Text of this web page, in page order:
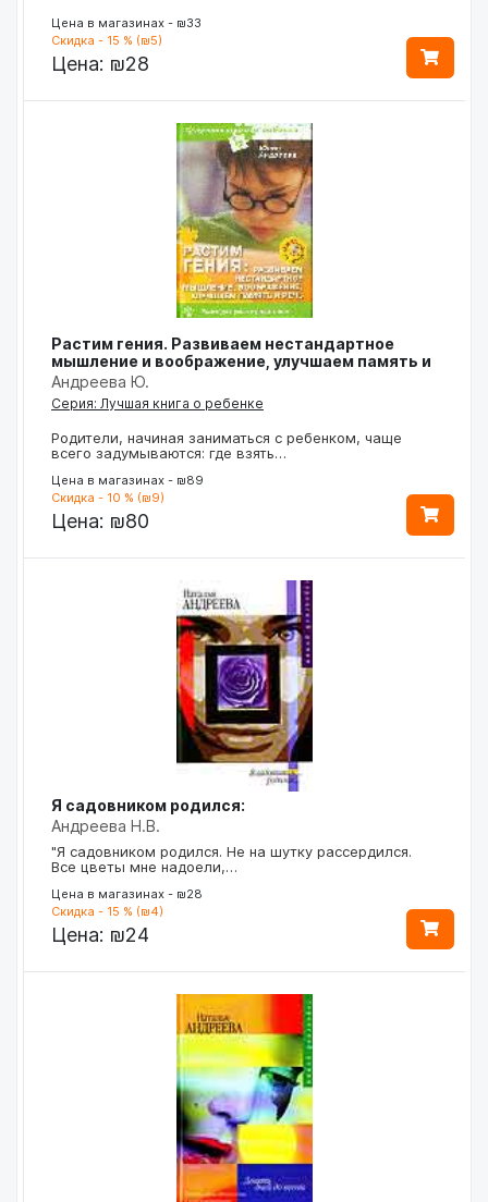
Цена в магазинах - ₪33
Скидка - 15 % (₪5)
Цена: ₪28
Растим гения. Развиваем нестандартное
мышление и воображение, улучшаем память и
Андреева Ю.
Серия: Лучшая книга о ребенке
Родители, начиная заниматься с ребенком, чаще
всего задумываются: где взять…
Цена в магазинах - ₪89
Скидка - 10 % (₪9)
Цена: ₪80
Я садовником родился:
Андреева Н.В.
"Я садовником родился. Не на шутку рассердился.
Все цветы мне надоели,…
Цена в магазинах - ₪28
Скидка - 15 % (₪4)
Цена: ₪24